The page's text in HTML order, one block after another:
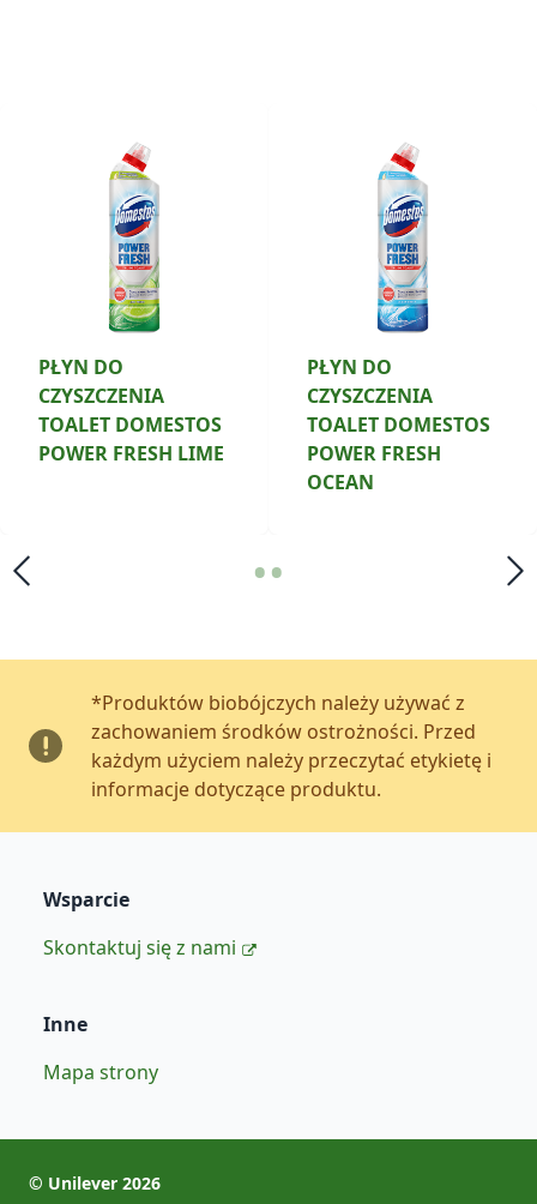
PŁYN DO
CZYSZCZENIA
TOALET DOMESTOS
POWER FRESH LIME
PŁYN DO
CZYSZCZENIA
TOALET DOMESTOS
POWER FRESH
OCEAN
••
*Produktów biobójczych należy używać z
zachowaniem środków ostrożności. Przed
każdym użyciem należy przeczytać etykietę i
informacje dotyczące produktu.
Wsparcie
Skontaktuj się z nami
Inne
Mapa strony
© Unilever 2026